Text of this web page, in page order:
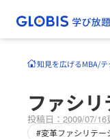
知見を広げるMBA/
ファシ
投稿日：2009/07/16
#変革ファシリテー